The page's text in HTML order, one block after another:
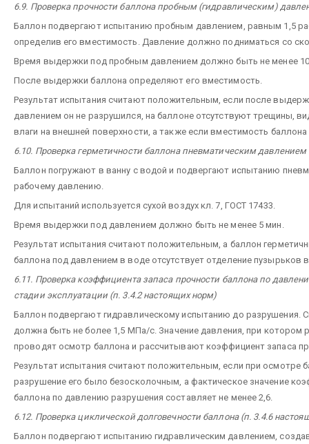
6.9. Проверка прочности баллона пробным (гидравлическим)
Баллон подвергают испытанию пробным давлением, равным 1,5
определив его вместимость. Давление должно подниматься со
Время выдержки под пробным давлением должно быть не менее
После выдержки баллона определяют его вместимость.
Результат испытания считают положительным, если после
давлением он не разрушился, на баллоне отсутствуют трещины,
влаги на внешней поверхности, а также если вместимость баллона
6.10. Проверка герметичности баллона пневматическим
Баллон погружают в ванну с водой и подвергают испытанию
рабочему давлению.
Для испытаний используется сухой воздух кл. 7, ГОСТ 17433.
Время выдержки под давлением должно быть не менее 5 мин.
Результат испытания считают положительным, а баллон
баллона под давлением в воде отсутствует отделение пузырьков
6.11. Проверка коэффициента запаса прочности баллона по
стадии эксплуатации (п. 3.4.2 настоящих норм)
Баллон подвергают гидравлическому испытанию до разрушения.
должна быть не более 1,5 МПа/с. Значение давления, при котором
проводят осмотр баллона и рассчитывают коэффициент запаса
Результат испытания считают положительным, если при осмотре
разрушение его было безосколочным, а фактическое значение
баллона по давлению разрушения составляет не менее 2,6.
6.12. Проверка циклической долговечности баллона (п. 3.4.6
Баллон подвергают испытанию гидравлическим давлением,